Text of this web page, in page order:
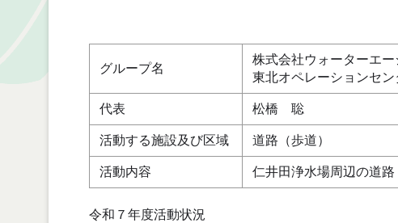
グループ名
株式会社ウォーターエー
東北オペレーションセ
代表 松橋 聡
活動する施設及び区域 道路（歩道）
活動内容 仁井田浄水場周辺の道
令和７年度活動状況